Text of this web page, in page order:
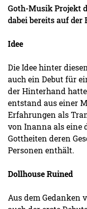
Goth-Musik Projekt
dabei bereits auf der
Idee
Die Idee hinter
auch ein Debut für
der Hinterhand
entstand aus einer
Erfahrungen als
von Inanna als eine
Gottheiten deren
Personen enthält.
Dollhouse Ruined
Aus dem Gedanken